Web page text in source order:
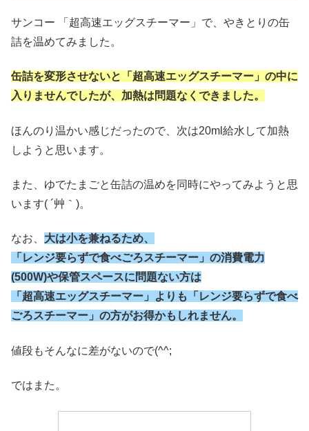
サンコー 「超高速エッグスチーマー」で、やきとりの缶
詰を温めてみました。
缶詰を変形させないと「超高速エッグスチーマー」の中に
入りませんでしたが、加熱は問題なくできました。
ほんのり温かい感じだったので、次は20ml給水して加熱
しようと思います。
また、ゆでたまごと缶詰の温めを同時にやってみようと思
います( ´艸｀)。
なお、 大は小を兼ねるため、
「レンジ要らずで食べごろスチーマー」の消費電力
(500W)や保管スペースに問題ない方は
「超高速エッグスチーマー」よりも「レンジ要らずで食べ
ごろスチーマー」の方がお得かもしれません。
値段もそんなに差がないので(^^;
ではまた。